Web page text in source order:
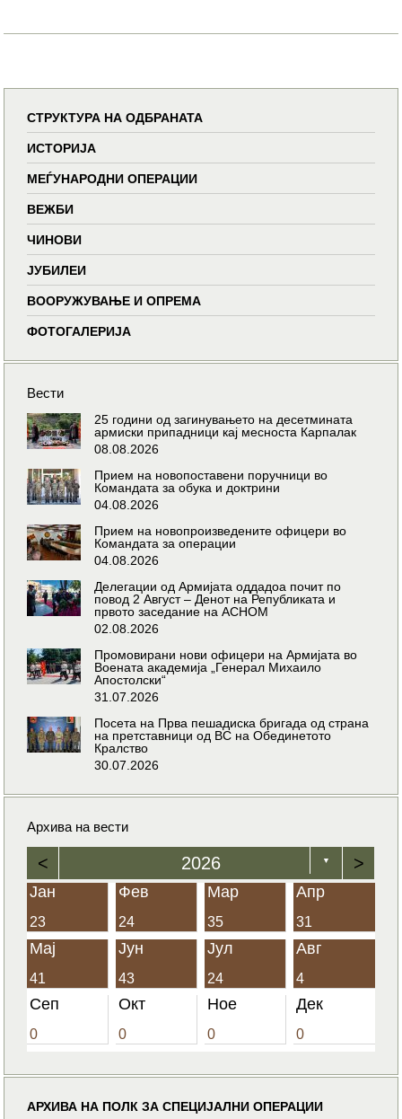
СТРУКТУРА НА ОДБРАНАТА
ИСТОРИЈА
МЕЃУНАРОДНИ ОПЕРАЦИИ
ВЕЖБИ
ЧИНОВИ
ЈУБИЛЕИ
ВООРУЖУВАЊЕ И ОПРЕМА
ФОТОГАЛЕРИЈА
Вести
25 години од загинувањето на десетмината
армиски припадници кај месноста Карпалак
08.08.2026
Прием на новопоставени поручници во
Командата за обука и доктрини
04.08.2026
Прием на новопроизведените офицери во
Командата за операции
04.08.2026
Делегации од Армијата оддадоа почит по
повод 2 Август – Денот на Републиката и
првото заседание на АСНОМ
02.08.2026
Промовирани нови офицери на Армијата во
Воената академија „Генерал Михаило
Апостолски“
31.07.2026
Посета на Прва пешадиска бригада од страна
на претставници од ВС на Обединетото
Кралство
30.07.2026
Архива на вести
< 2026 ▼ >
Јан
23
Фев
24
Мар
35
Апр
31
Мај
41
Јун
43
Јул
24
Авг
4
Сеп
0
Окт
0
Ное
0
Дек
0
АРХИВА НА ПОЛК ЗА СПЕЦИЈАЛНИ ОПЕРАЦИИ